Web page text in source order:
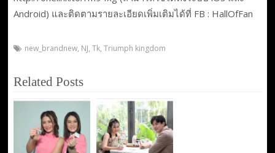
Android) และติดตามรายละเอียดเพิ่มเติมได้ที่ FB : HallOfFan
new_brandnew, NJ, Tk, Triumph kingdom
Related Posts